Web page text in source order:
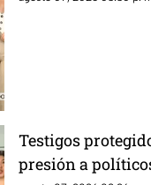
Testigos
presión a